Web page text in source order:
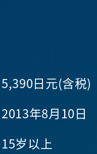
5,390日元(含税)
2013年8月10日
15岁以上